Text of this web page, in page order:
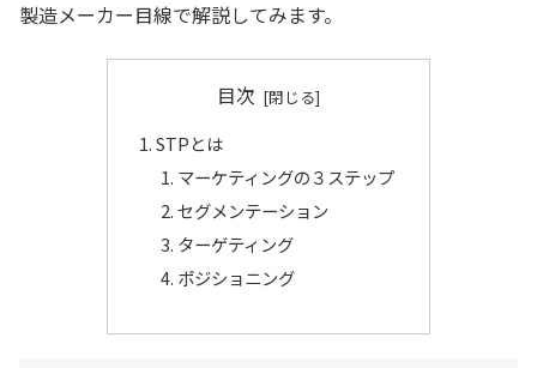
製造メーカー目線で解説してみます。
目次
STPとは
マーケティングの３ステップ
セグメンテーション
ターゲティング
ポジショニング